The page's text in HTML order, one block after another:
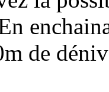
de